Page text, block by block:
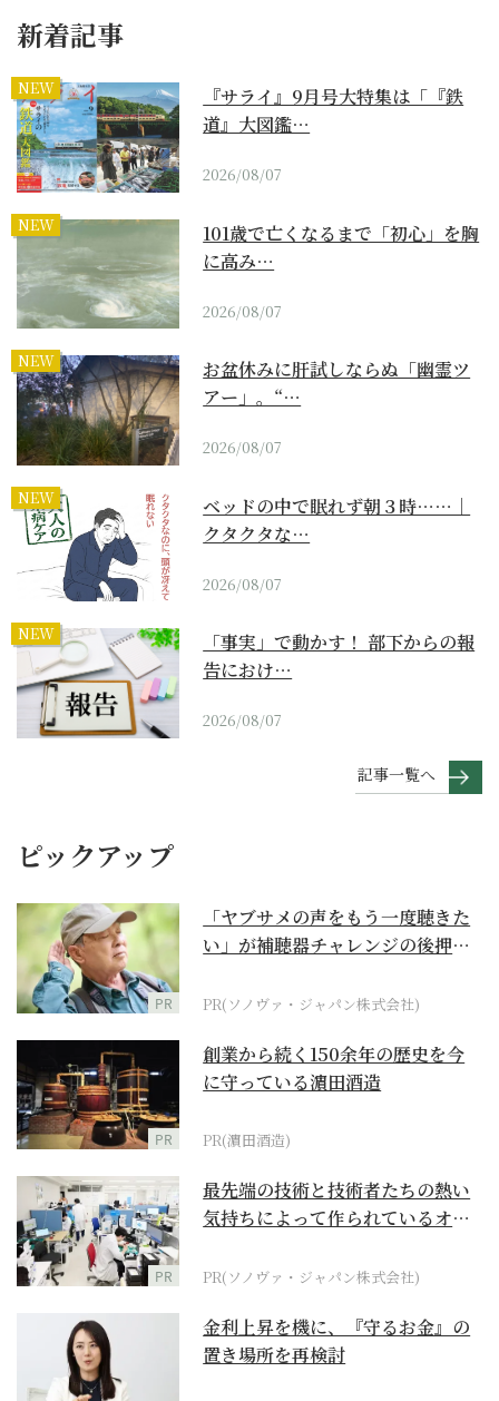
新着記事
NEW
『サライ』9月号大特集は「『鉄
道』大図鑑…
2026/08/07
NEW
101歳で亡くなるまで「初心」を胸
に高み…
2026/08/07
NEW
お盆休みに肝試しならぬ「幽霊ツ
アー」。“…
2026/08/07
NEW
ベッドの中で眠れず朝３時……｜
クタクタな…
2026/08/07
NEW
「事実」で動かす！ 部下からの報
告におけ…
2026/08/07
記事一覧へ
ピックアップ
PR
「ヤブサメの声をもう一度聴きた
い」が補聴器チャレンジの後押し
PR(ソノヴァ・ジャパン株式会社)
PR
創業から続く150余年の歴史を今
に守っている濵田酒造
PR(濵田酒造)
PR
最先端の技術と技術者たちの熱い
気持ちによって作られているオー
PR(ソノヴァ・ジャパン株式会社)
金利上昇を機に、『守るお金』の
置き場所を再検討